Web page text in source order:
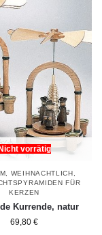
Nicht vorrätig
WEIHNACHTLICH
FÜR
KERZEN
Kurrende, natur
69,80 €